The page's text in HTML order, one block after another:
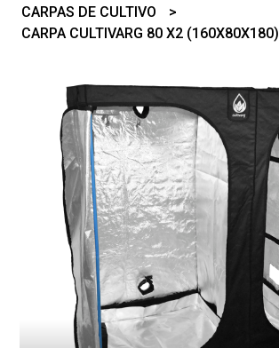
CARPAS DE CULTIVO
CARPA CULTIVARG 80 X2 (160X80X180)